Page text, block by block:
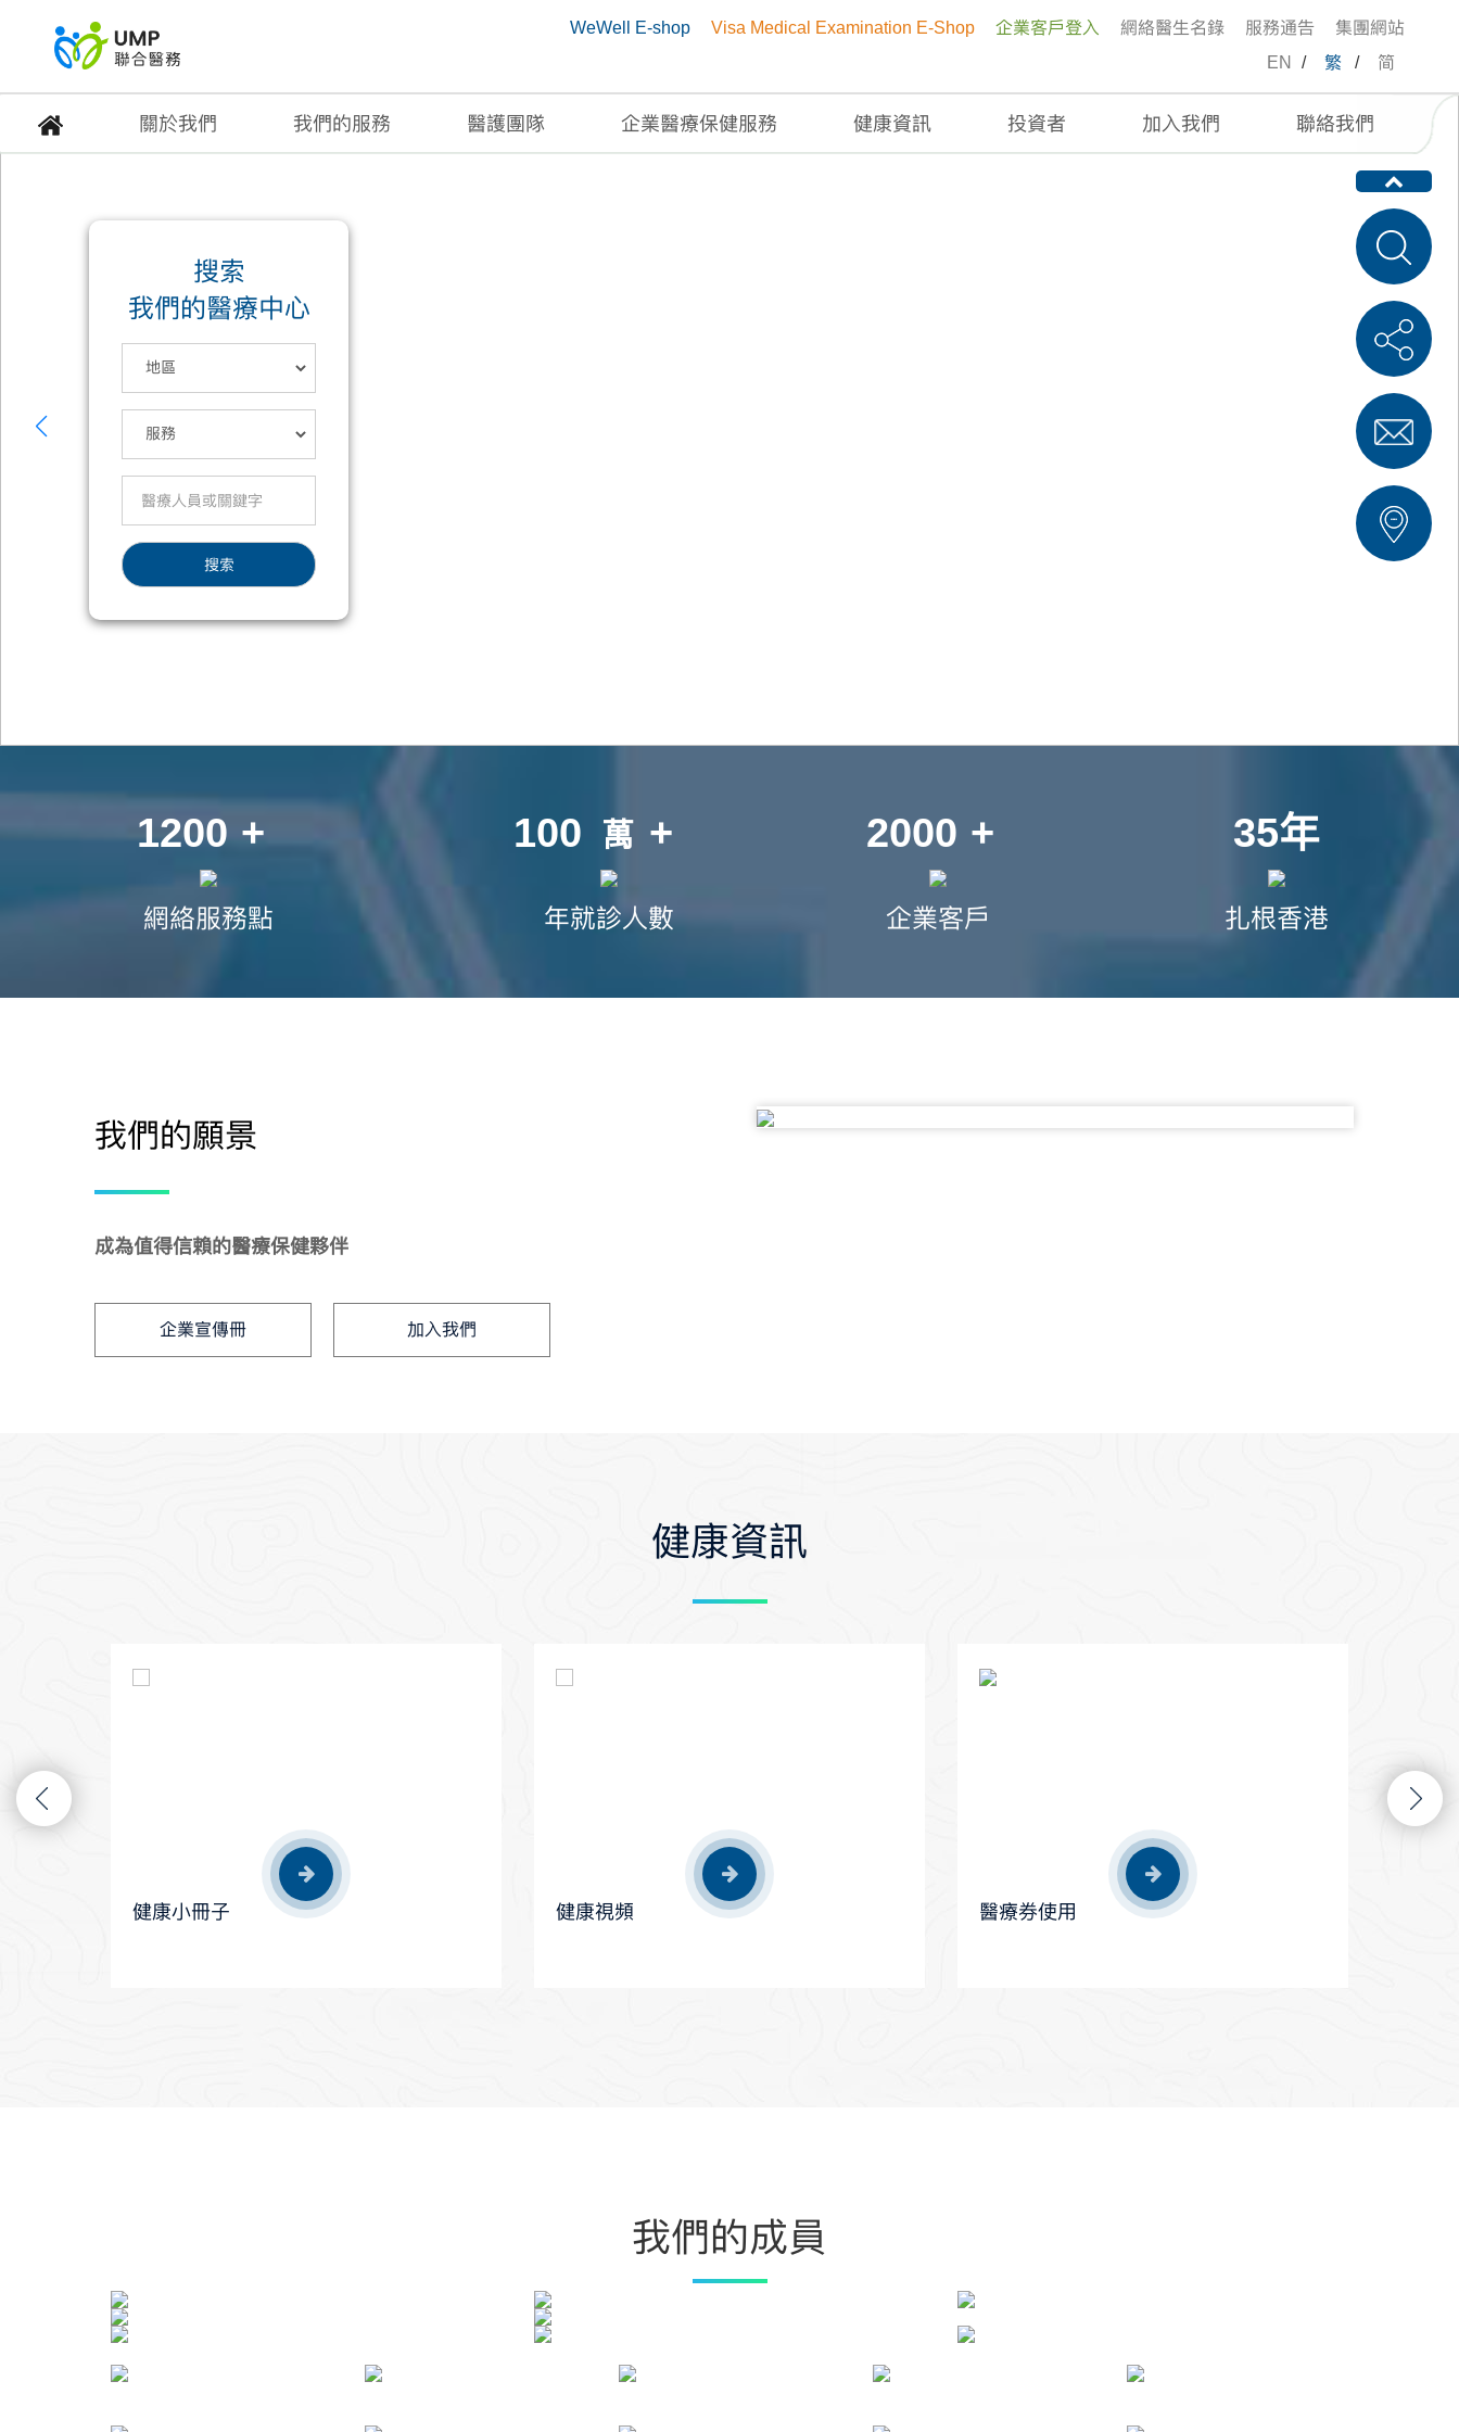
WeWell E-shop Visa Medical Examination E-Shop 企業客戶登入 網絡醫生名錄 服務通告
集團網站
EN
/ 繁 / 简
關於我們 我們的服務 醫護團隊 企業醫療保健服務 健康資訊 投資者 加入我們 聯絡我們
搜索
我們的醫療中心
搜索
1200 +
網絡服務點
100 +
萬
年就診人數
2000 +
企業客戶
35年
扎根香港
我們的願景
成為值得信賴的醫療保健夥伴
企業宣傳冊 加入我們
健康資訊
健康小冊子 健康視頻 醫療券使用
我們的成員